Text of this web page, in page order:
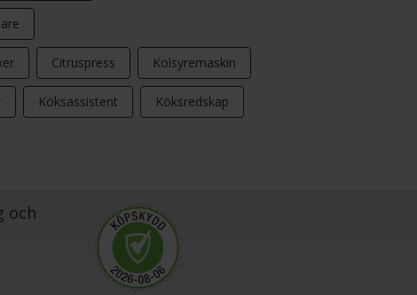
Citruspress Kolsyremaskin
Köksassistent Köksredskap
och